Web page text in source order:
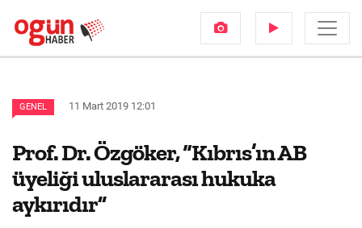
GENEL 11 Mart 2019 12:01
Prof. Dr. Özgöker, “Kıbrıs’ın AB
üyeliği uluslararası hukuka
aykırıdır”